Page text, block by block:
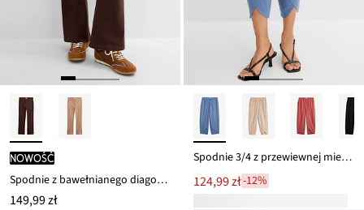
nowość
Spodnie z bawełnianego diagonalu ze stretchem
149,99 zł
Spodnie 3/4 z przewiewnej mieszanki lnu
124,99 zł-12%